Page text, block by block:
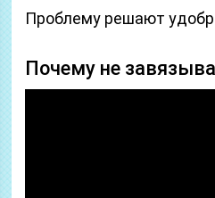
Проблему решают
Почему не